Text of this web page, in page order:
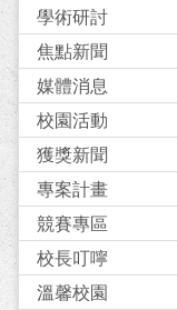
學術研討
焦點新聞
媒體消息
校園活動
獲獎新聞
專案計畫
競賽專區
校長叮嚀
溫馨校園